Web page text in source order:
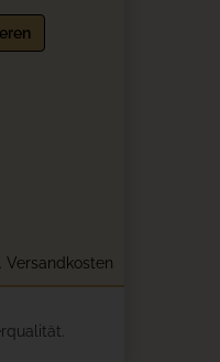
Versandkosten